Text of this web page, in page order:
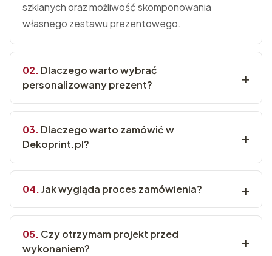
szklanych oraz możliwość skomponowania
własnego zestawu prezentowego.
Dlaczego warto wybrać
personalizowany prezent?
Dlaczego warto zamówić w
Dekoprint.pl?
Jak wygląda proces zamówienia?
Czy otrzymam projekt przed
wykonaniem?